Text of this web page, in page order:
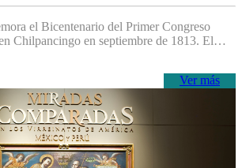
el Bicentenario del Primer Congreso
Chilpancingo en septiembre de 1813. El…
Ver más